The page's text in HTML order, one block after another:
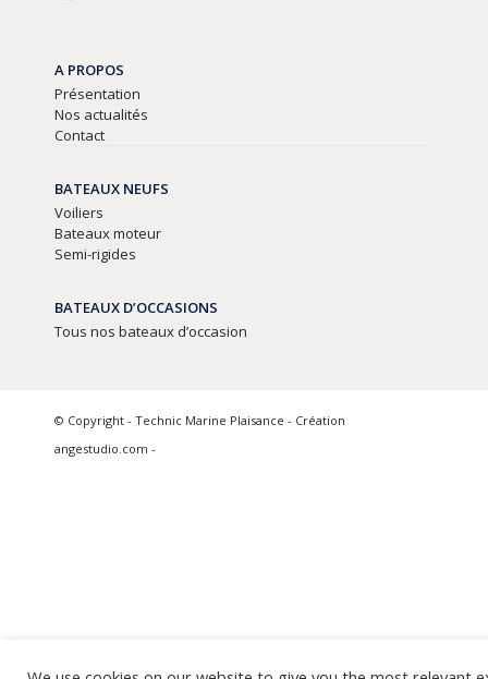
A PROPOS
Présentation
Nos actualités
Contact
BATEAUX NEUFS
Voiliers
Bateaux moteur
Semi-rigides
BATEAUX D’OCCASIONS
Tous nos bateaux d’occasion
© Copyright - Technic Marine Plaisance - Création
angestudio.com -